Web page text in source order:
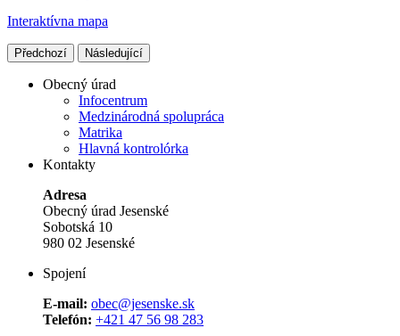
Interaktívna mapa
Předchozí Následující
Obecný úrad
Infocentrum
Medzinárodná spolupráca
Matrika
Hlavná kontrolórka
Kontakty
Adresa
Obecný úrad Jesenské
Sobotská 10
980 02 Jesenské
Spojení
E-mail: obec@jesenske.sk
Telefón: +421 47 56 98 283